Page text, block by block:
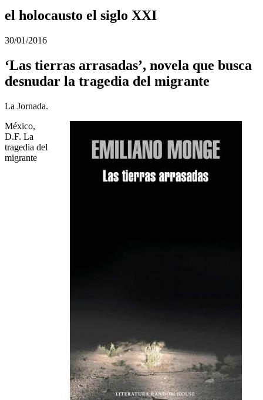
el holocausto el siglo XXI
30/01/2016
‘Las tierras arrasadas’, novela que busca
desnudar la tragedia del migrante
La Jornada.
México,
D.F. La
tragedia del
migrante